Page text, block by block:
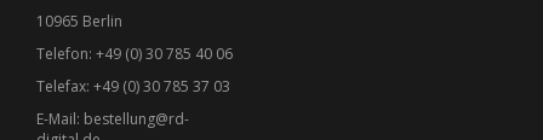
10965 Berlin
Telefon: +49 (0) 30 785 40 06
Telefax: +49 (0) 30 785 37 03
E-Mail: bestellung@rd-